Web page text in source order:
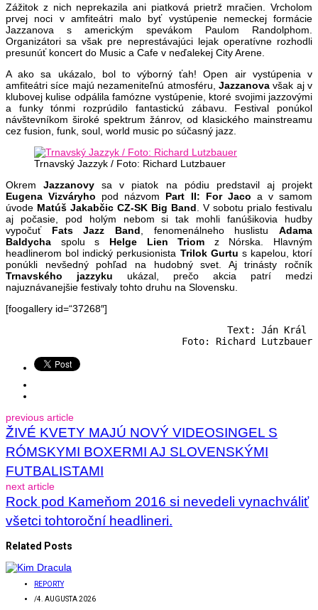
Zážitok z nich neprekazila ani piatková prietrž mračien. Vrcholom
prvej noci v amfiteátri malo byť vystúpenie nemeckej formácie
Jazzanova s americkým spevákom Paulom Randolphom.
Organizátori sa však pre neprestávajúci lejak operatívne rozhodli
presunúť koncert do Music a Cafe v neďalekej City Arene.
A ako sa ukázalo, bol to výborný ťah! Open air vystúpenia v
amfiteátri síce majú nezameniteľnú atmosféru, Jazzanovavšak aj v
klubovej kulise odpálila famózne vystúpenie, ktoré svojimi jazzovými
a funky tónmi rozprúdilo fantastickú zábavu. Festival ponúkol
návštevníkom široké spektrum žánrov, od klasického mainstreamu
cez fusion, funk, soul, world music po súčasný jazz.
Trnavský Jazzyk / Foto: Richard Lutzbauer
OkremJazzanovy sa v piatok na pódiu predstavil aj projekt
Eugena Vizváryho pod názvom Part II: For Jaco a v samom
úvode Matúš Jakabčic CZ-SK Big Band . V sobotu prialo festivalu
aj počasie, pod holým nebom si tak mohli fanúšikovia hudby
vypočuť Fats Jazz Band , fenomenálneho huslistuAdama
Baldycha spolu s Helge Lien Triom z Nórska. Hlavným
headlinerom bol indický perkusionista Trilok Gurtu s kapelou, ktorí
ponúkli nevšedný pohľad na hudobný svet. Aj trinásty ročník
Trnavského jazzyku ukázal, prečo akcia patrí medzi
najuznávanejšie festivaly tohto druhu na Slovensku.
[foogallery id=“37268″]
Text: Ján Král
Foto: Richard Lutzbauer
previous article
ŽIVÉ KVETY MAJÚ NOVÝ VIDEOSINGEL S
RÓMSKYMI BOXERMI AJ SLOVENSKÝMI
FUTBALISTAMI
next article
Rock pod Kameňom 2016 si nevedeli vynachváliť
všetci tohtoroční headlineri.
Related Posts
REPORTY
/4. AUGUSTA 2026